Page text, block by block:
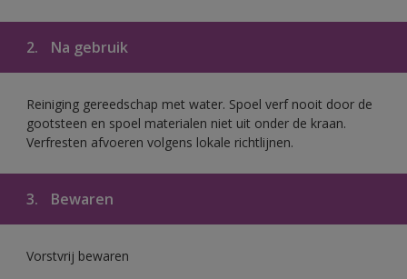
2. Na gebruik
Reiniging gereedschap met water. Spoel verf nooit door de
gootsteen en spoel materialen niet uit onder de kraan.
Verfresten afvoeren volgens lokale richtlijnen.
3. Bewaren
Vorstvrij bewaren